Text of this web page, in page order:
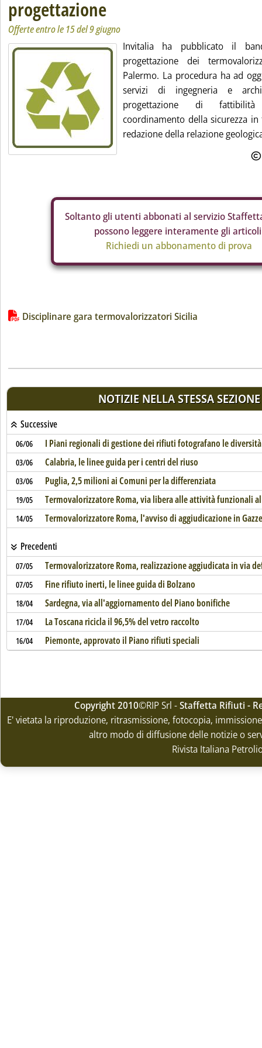
progettazione
Offerte entro le 15 del 9 giugno
Invitalia ha pubblicato il
progettazione dei
Palermo. La procedura ha ad
servizi di ingegneria e
progettazione di fattibilità
coordinamento della sicurezza
redazione della relazione
Soltanto gli utenti abbonati al servizio
possono leggere interamente gli
Richiedi un abbonamento di prova
Lista allegati PDF alla notizia
Disciplinare gara termovalorizzatori Sicilia
NOTIZIE NELLA STESSA SEZIONE
Successive
06/06 I Piani regionali di gestione dei rifiuti fotografano le
03/06 Calabria, le linee guida per i centri del riuso
03/06 Puglia, 2,5 milioni ai Comuni per la differenziata
19/05 Termovalorizzatore Roma, via libera alle attività funzionali
14/05 Termovalorizzatore Roma, l'avviso di aggiudicazione in
Precedenti
07/05 Termovalorizzatore Roma, realizzazione aggiudicata in via
07/05 Fine rifiuto inerti, le linee guida di Bolzano
18/04 Sardegna, via all'aggiornamento del Piano bonifiche
17/04 La Toscana ricicla il 96,5% del vetro raccolto
16/04 Piemonte, approvato il Piano rifiuti speciali
Copyright 2010©RIP Srl -Staffetta Rifiuti -
E' vietata la riproduzione, ritrasmissione, fotocopia,
altro modo di diffusione delle notizie o
Rivista Italiana